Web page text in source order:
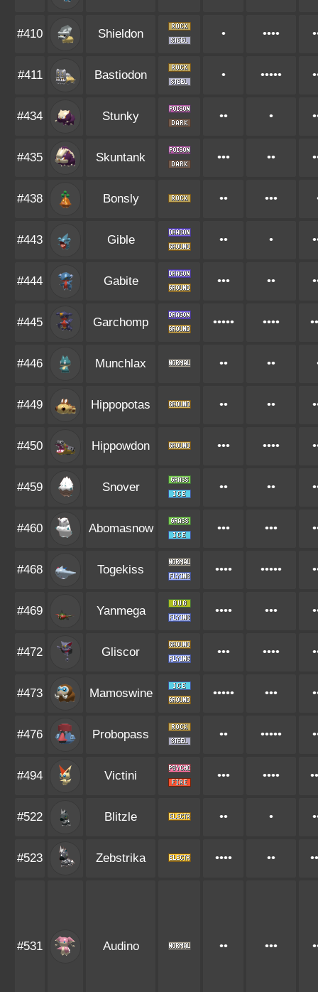
#410 Shieldon • ••••
#411 Bastiodon • •••••
#434 Stunky •• •
#435 Skuntank ••• ••
#438 Bonsly •• •••
#443 Gible •• •
#444 Gabite ••• ••
#445 Garchomp ••••• ••••
#446 Munchlax •• ••
#449 Hippopotas •• ••
#450 Hippowdon ••• ••••
#459 Snover •• ••
#460 Abomasnow ••• •••
#468 Togekiss •••• •••••
#469 Yanmega •••• •••
#472 Gliscor ••• ••••
#473 Mamoswine ••••• •••
#476 Probopass •• •••••
#494 Victini ••• ••••
#522 Blitzle •• •
#523 Zebstrika •••• ••
#531 Audino •• •••